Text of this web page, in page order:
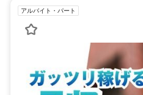
アルバイト・パート